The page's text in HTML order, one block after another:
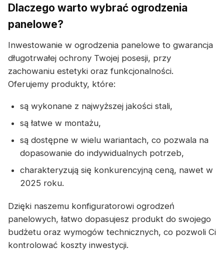
Dlaczego warto wybrać ogrodzenia
panelowe?
Inwestowanie w ogrodzenia panelowe to gwarancja
długotrwałej ochrony Twojej posesji, przy
zachowaniu estetyki oraz funkcjonalności.
Oferujemy produkty, które:
są wykonane z najwyższej jakości stali,
są łatwe w montażu,
są dostępne w wielu wariantach, co pozwala na
dopasowanie do indywidualnych potrzeb,
charakteryzują się konkurencyjną ceną, nawet w
2025 roku.
Dzięki naszemu konfiguratorowi ogrodzeń
panelowych, łatwo dopasujesz produkt do swojego
budżetu oraz wymogów technicznych, co pozwoli Ci
kontrolować koszty inwestycji.